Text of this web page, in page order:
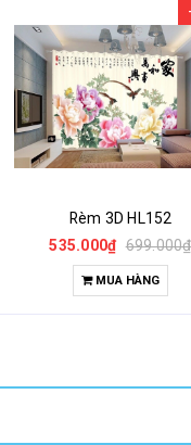
Rèm 3D HL152
535.000₫ 699.000₫
MUA HÀNG